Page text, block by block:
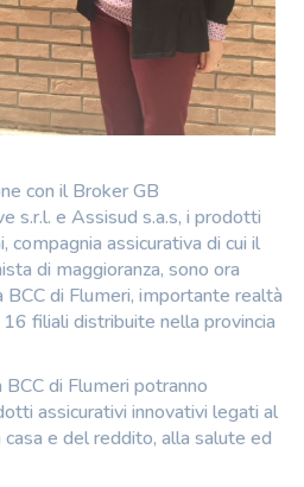
con il Broker GB
s.r.l. e Assisud s.a.s, i prodotti
compagnia assicurativa di cui il
di maggioranza, sono ora
BCC di Flumeri, importante realtà
filiali distribuite nella provincia
di Flumeri potranno
assicurativi innovativi legati al
e del reddito, alla salute ed